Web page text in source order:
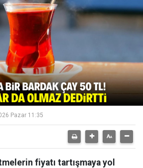
Pazar 11:35
fiyatı tartışmaya yol